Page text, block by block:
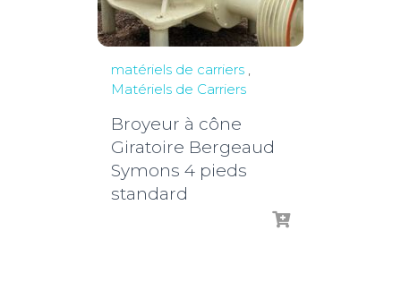
matériels de carriers ,
Matériels de Carriers
Broyeur à cône
Giratoire Bergeaud
Symons 4 pieds
standard